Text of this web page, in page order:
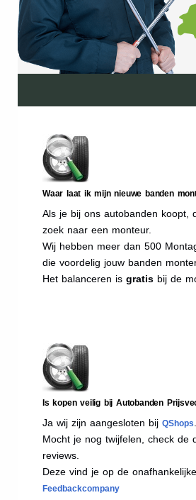
Waar laat ik mijn nieuwe banden
Als je bij ons autobanden koopt,
zoek naar een monteur.
Wij hebben meer dan 500
die voordelig jouw banden
Het balanceren is gratis bij de
Is kopen veilig bij Autobanden
Ja wij zijn aangesloten bij QShops
Mocht je nog twijfelen, check de
reviews.
Deze vind je op de
Feedbackcompany